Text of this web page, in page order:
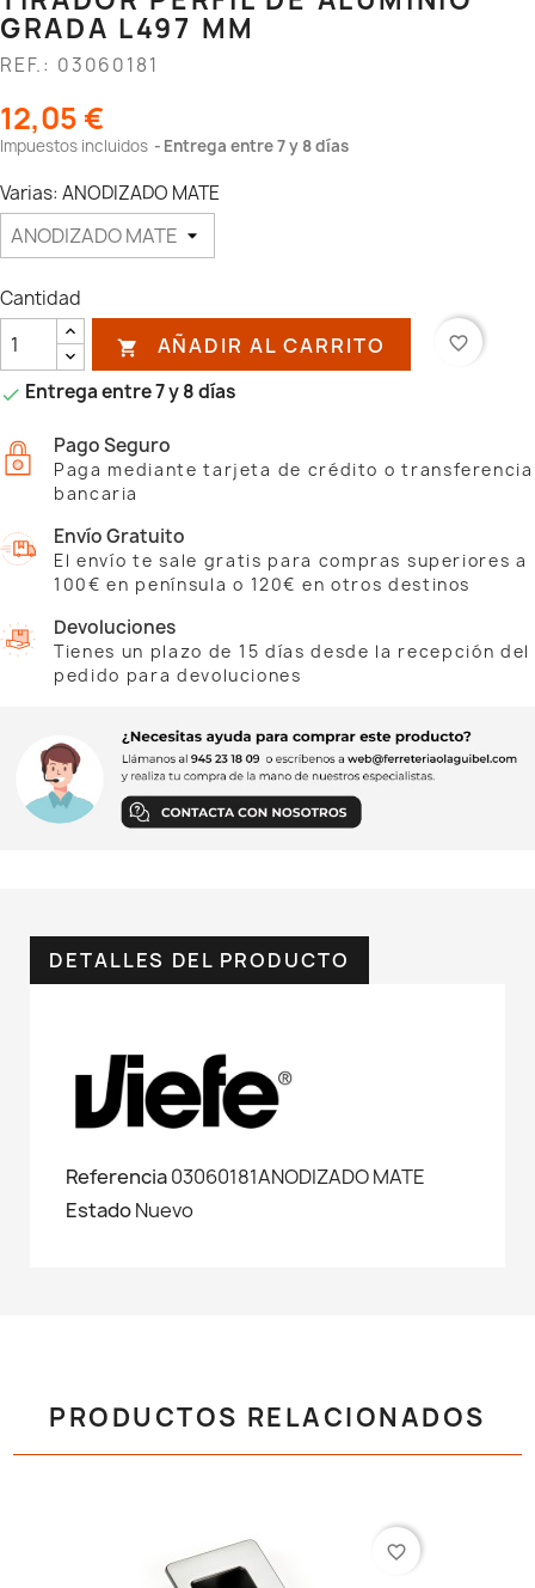
GRADA L497 MM
REF.: 03060181
12,05 €
Impuestos incluidos Entrega entre 7 y 8 días
Varias: ANODIZADO MATE
Cantidad
 AÑADIR AL CARRITO favorite_border
 Entrega entre 7 y 8 días
Pago Seguro
Paga mediante tarjeta de crédito o transferencia
bancaria
Envío Gratuito
El envío te sale gratis para compras superiores a
100€ en península o 120€ en otros destinos
Devoluciones
Tienes un plazo de 15 días desde la recepción del
pedido para devoluciones
DETALLES DEL PRODUCTO
Referencia03060181ANODIZADO MATE
EstadoNuevo
PRODUCTOS RELACIONADOS
favorite_border